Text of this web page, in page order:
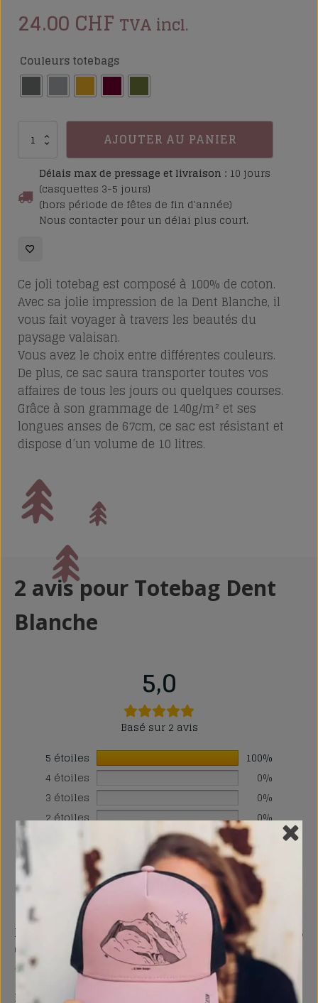
basé
sur
24.00 CHF TVA incl.
Couleurs totebags
quantité
de
Totebag
Dent
Blanche
AJOUTER AU PANIER
Délais max de pressage et livraison : 10 jours
(casquettes 3-5 jours)
(hors période de fêtes de fin d'année)
Nous contacter pour un délai plus court.
Ce joli totebag est composé à 100% de coton.
Avec sa jolie impression de la Dent Blanche, il
vous fait voyager à travers les beautés du
paysage valaisan.
Vous avez le choix entre différentes couleurs.
De plus, ce sac saura transporter toutes vos
affaires de tous les jours ou quelques courses.
Grâce à son grammage de 140g/m² et ses
longues anses de 67cm, ce sac est résistant et
dispose d’un volume de 10 litres.
2 avis pour Totebag Dent
Blanche
5,0
Basé sur 2 avis
5 étoiles
100%
4 étoiles
0%
3 étoiles
0%
2 étoiles
0%
Fanny
Client vérifié
mai 19, 2025
Non seulement un produit original et de qualité mais